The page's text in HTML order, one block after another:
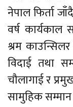
नेपाल फिर्ता
वर्ष कार्यकाल
श्रम
विदाई तथा
चौलागाई र
सामुहिक सम्मान